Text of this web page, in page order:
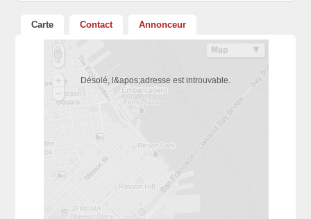
Carte Contact Annonceur
Désolé, l&apos;adresse est introuvable.